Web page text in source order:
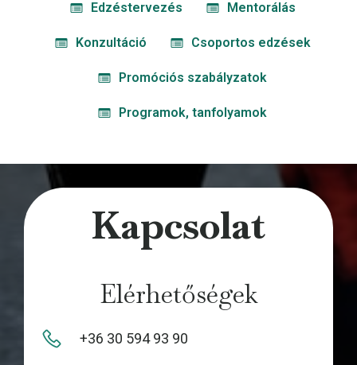
Edzéstervezés Mentorálás
Konzultáció Csoportos edzések
Promóciós szabályzatok
Programok, tanfolyamok
Kapcsolat
Elérhetőségek
+36 30 594 93 90